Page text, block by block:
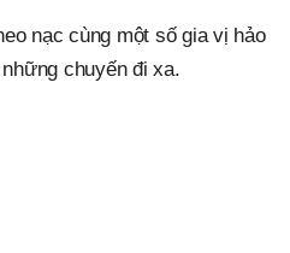
nạc cùng một số gia vị hảo
chuyến đi xa.